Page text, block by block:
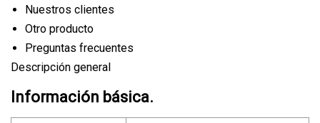
Nuestros clientes
Otro producto
Preguntas frecuentes
Descripción general
Información básica.